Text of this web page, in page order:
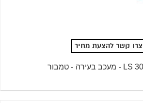
צרו קשר להצעת מחיר